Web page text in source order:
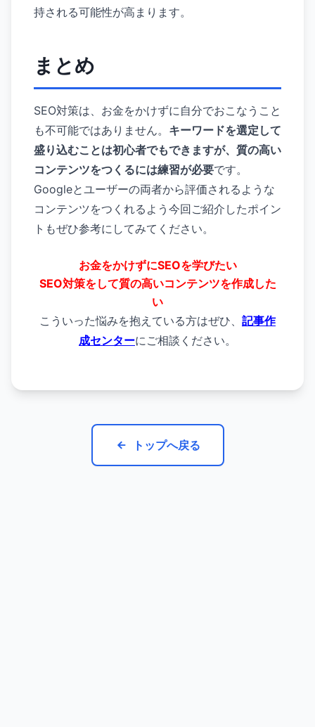
持される可能性が高まります。
まとめ
SEO対策は、お金をかけずに自分でおこなうこと
も不可能ではありません。 キーワードを選定して
盛り込むことは初心者でもできますが、質の高い
コンテンツをつくるには練習が必要です。
Googleとユーザーの両者から評価されるような
コンテンツをつくれるよう今回ご紹介したポイン
トもぜひ参考にしてみてください。
お金をかけずにSEOを学びたい
SEO対策をして質の高いコンテンツを作成した
い
こういった悩みを抱えている方はぜひ、 記事作
成センターにご相談ください。
トップへ戻る